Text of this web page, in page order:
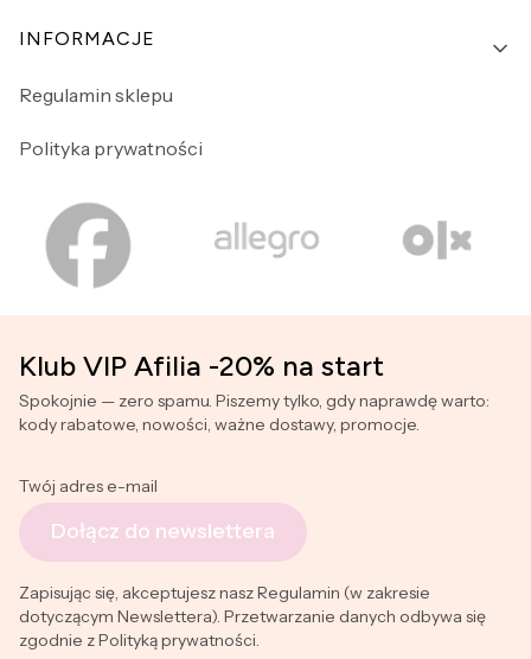
INFORMACJE
Regulamin sklepu
Polityka prywatności
Klub VIP Afilia -20% na start
Spokojnie — zero spamu. Piszemy tylko, gdy naprawdę warto:
kody rabatowe, nowości, ważne dostawy, promocje.
Twój adres e-mail
Dołącz do newslettera
Zapisując się, akceptujesz nasz Regulamin (w zakresie
dotyczącym Newslettera). Przetwarzanie danych odbywa się
zgodnie z Polityką prywatności.